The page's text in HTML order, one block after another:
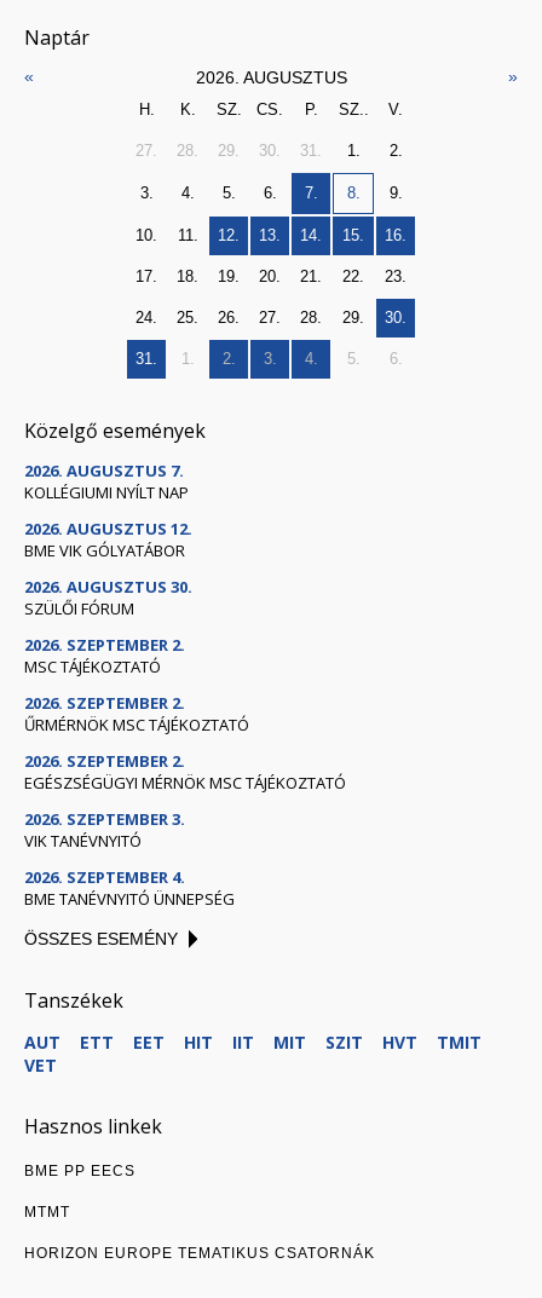
Naptár
« 2026. AUGUSZTUS »
H. K. SZ. CS. P. SZ.. V.
27. 28. 29. 30. 31. 1. 2.
3. 4. 5. 6. 7. 8. 9.
10. 11. 12. 13. 14. 15. 16.
17. 18. 19. 20. 21. 22. 23.
24. 25. 26. 27. 28. 29. 30.
31. 1. 2. 3. 4. 5. 6.
Közelgő események
2026. AUGUSZTUS 7.
KOLLÉGIUMI NYÍLT NAP
2026. AUGUSZTUS 12.
BME VIK GÓLYATÁBOR
2026. AUGUSZTUS 30.
SZÜLŐI FÓRUM
2026. SZEPTEMBER 2.
MSC TÁJÉKOZTATÓ
2026. SZEPTEMBER 2.
ŰRMÉRNÖK MSC TÁJÉKOZTATÓ
2026. SZEPTEMBER 2.
EGÉSZSÉGÜGYI MÉRNÖK MSC TÁJÉKOZTATÓ
2026. SZEPTEMBER 3.
VIK TANÉVNYITÓ
2026. SZEPTEMBER 4.
BME TANÉVNYITÓ ÜNNEPSÉG
ÖSSZES ESEMÉNY
Tanszékek
AUT ETT EET HIT IIT MIT SZIT HVT
TMIT
VET
Hasznos linkek
BME PP EECS
MTMT
HORIZON EUROPE TEMATIKUS CSATORNÁK